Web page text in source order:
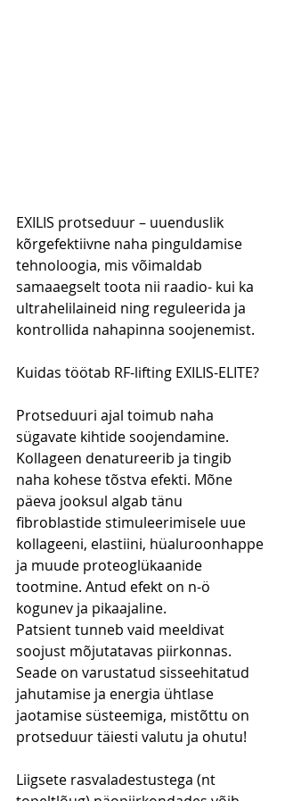
EXILIS protseduur – uuenduslik
kõrgefektiivne naha pinguldamise
tehnoloogia, mis võimaldab
samaaegselt toota nii raadio- kui ka
ultrahelilaineid ning reguleerida ja
kontrollida nahapinna soojenemist.
Kuidas töötab RF-lifting EXILIS-ELITE?
Protseduuri ajal toimub naha
sügavate kihtide soojendamine.
Kollageen denatureerib ja tingib
naha kohese tõstva efekti. Mõne
päeva jooksul algab tänu
fibroblastide stimuleerimisele uue
kollageeni, elastiini, hüaluroonhappe
ja muude proteoglükaanide
tootmine. Antud efekt on n-ö
kogunev ja pikaajaline.
Patsient tunneb vaid meeldivat
soojust mõjutatavas piirkonnas.
Seade on varustatud sisseehitatud
jahutamise ja energia ühtlase
jaotamise süsteemiga, mistõttu on
protseduur täiesti valutu ja ohutu!
Liigsete rasvaladestustega (nt